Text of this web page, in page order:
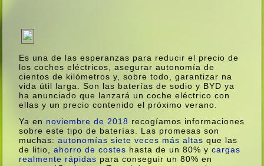
Es una de las esperanzas para reducir el precio de
los coches eléctricos, asegurar autonomí­a de
cientos de kilómetros y, sobre todo, garantizar na
vida útil larga. Son las baterí­as de sodio y BYD ya
ha anunciado que lanzará un coche eléctrico con
ellas y un precio contenido el próximo verano.
Ya en noviembre de 2018 recogí­amos informaciones
sobre este tipo de baterí­as. Las promesas son
muchas:autonomí­as siete veces más altas que las
de litio,ahorro de costes hasta de un 80% ycargas
realmente rápidas para conseguir un 80% en